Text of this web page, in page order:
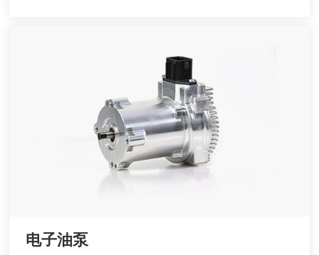
电子油泵